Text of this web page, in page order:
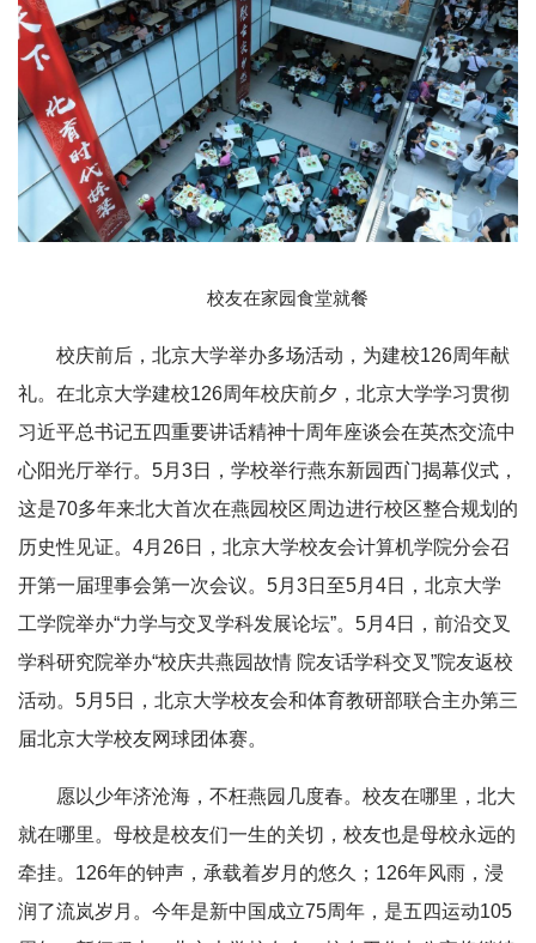
校友在家园食堂就餐
校庆前后，北京大学举办多场活动，为建校126周年献
礼。在北京大学建校126周年校庆前夕，北京大学学习贯彻
习近平总书记五四重要讲话精神十周年座谈会在英杰交流中
心阳光厅举行。5月3日，学校举行燕东新园西门揭幕仪式，
这是70多年来北大首次在燕园校区周边进行校区整合规划的
历史性见证。4月26日，北京大学校友会计算机学院分会召
开第一届理事会第一次会议。5月3日至5月4日，北京大学
工学院举办“力学与交叉学科发展论坛”。5月4日，前沿交叉
学科研究院举办“校庆共燕园故情 院友话学科交叉”院友返校
活动。5月5日，北京大学校友会和体育教研部联合主办第三
届北京大学校友网球团体赛。
愿以少年济沧海，不枉燕园几度春。校友在哪里，北大
就在哪里。母校是校友们一生的关切，校友也是母校永远的
牵挂。126年的钟声，承载着岁月的悠久；126年风雨，浸
润了流岚岁月。今年是新中国成立75周年，是五四运动105